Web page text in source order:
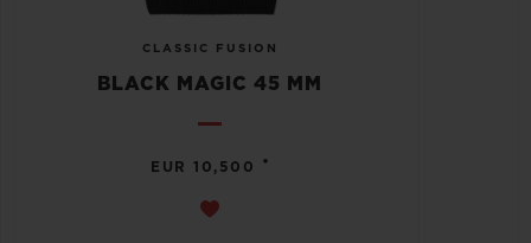
CLASSIC FUSION
BLACK MAGIC 45 MM
EUR 10,500 •